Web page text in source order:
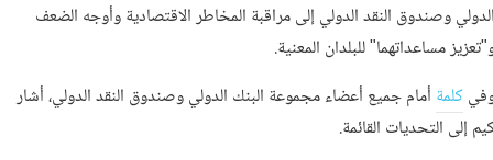
وصندوق النقد الدولي إلى مراقبة المخاطر الاقتصادية وأوجه الضعف
مساعداتهما" للبلدان المعنية.
كلمة أمام جميع أعضاء مجموعة البنك الدولي وصندوق النقد الدولي، أشار
إلى التحديات القائمة.